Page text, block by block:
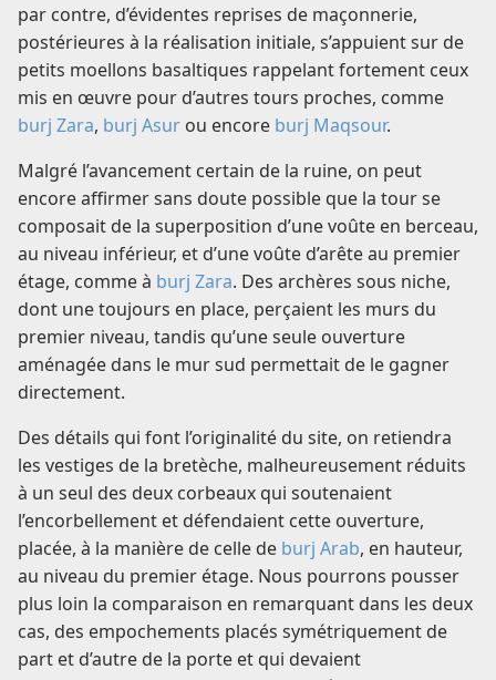
par contre, d’évidentes reprises de maçonnerie,
postérieures à la réalisation initiale, s’appuient sur de
petits moellons basaltiques rappelant fortement ceux
mis en œuvre pour d’autres tours proches, comme
burj Zara, burj Asur ou encore burj Maqsour.
Malgré l’avancement certain de la ruine, on peut
encore affirmer sans doute possible que la tour se
composait de la superposition d’une voûte en berceau,
au niveau inférieur, et d’une voûte d’arête au premier
étage, comme à burj Zara. Des archères sous niche,
dont une toujours en place, perçaient les murs du
premier niveau, tandis qu’une seule ouverture
aménagée dans le mur sud permettait de le gagner
directement.
Des détails qui font l’originalité du site, on retiendra
les vestiges de la bretèche, malheureusement réduits
à un seul des deux corbeaux qui soutenaient
l’encorbellement et défendaient cette ouverture,
placée, à la manière de celle de burj Arab, en hauteur,
au niveau du premier étage. Nous pourrons pousser
plus loin la comparaison en remarquant dans les deux
cas, des empochements placés symétriquement de
part et d’autre de la porte et qui devaient